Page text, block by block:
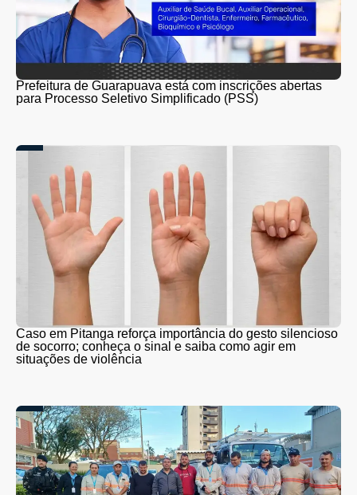
Prefeitura de Guarapuava está com inscrições abertas
para Processo Seletivo Simplificado (PSS)
Caso em Pitanga reforça importância do gesto silencioso
de socorro; conheça o sinal e saiba como agir em
situações de violência